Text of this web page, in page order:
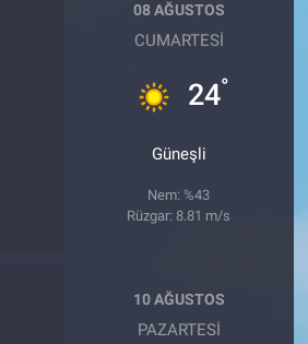
08 AĞUSTOS
CUMARTESI
24°
Güneşli
Nem: %43
Rüzgar: 8.81 m/s
10 AĞUSTOS
PAZARTESI